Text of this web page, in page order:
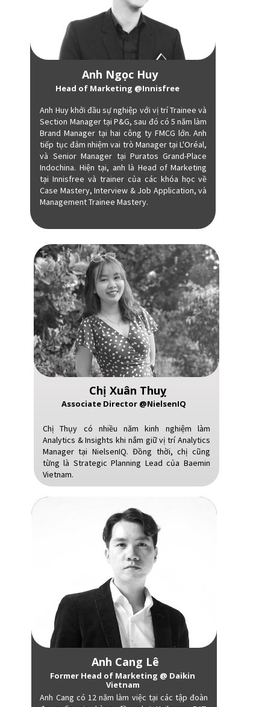
Anh Ngọc Huy
Head of Marketing @Innisfree
Anh Huy khởi đầu sự nghiệp với vị trí Trainee và
Section Manager tại P&G, sau đó có 5 năm làm
Brand Manager tại hai công ty FMCG lớn. Anh
tiếp tục đảm nhiệm vai trò Manager tại L'Oréal,
và Senior Manager tại Puratos Grand-Place
Indochina. Hiện tại, anh là Head of Marketing
tại Innisfree và trainer của các khóa học về
Case Mastery, Interview & Job Application, và
Management Trainee Mastery.
Chị Xuân Thuỵ
Associate Director @NielsenIQ
Chị Thụy có nhiều năm kinh nghiệm làm
Analytics & Insights khi nắm giữ vị trí Analytics
Manager tại NielsenIQ. Đồng thời, chị cũng
từng là Strategic Planning Lead của Baemin
Vietnam.
Anh Cang Lê
Former Head of Marketing @ Daikin
Vietnam
Anh Cang có 12 năm làm việc tại các tập đoàn